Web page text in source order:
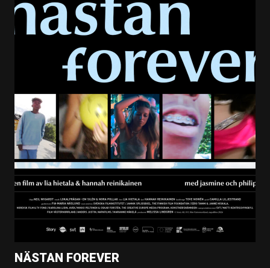
NÄSTAN FOREVER